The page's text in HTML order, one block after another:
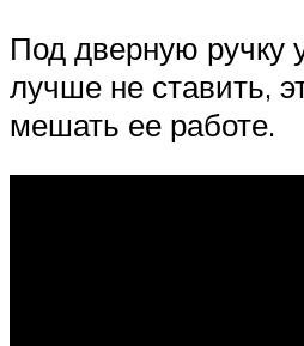
Под дверную ручку
лучше не ставить,
мешать ее работе.